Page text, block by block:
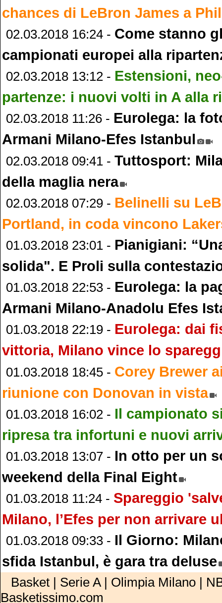
chances di LeBron James a
02.03.2018 16:24 - Come stanno
campionati europei alla
02.03.2018 13:12 - Estensioni,
partenze: i nuovi volti in A alla
02.03.2018 11:26 - Eurolega: la
Armani Milano-Efes Istanbul
02.03.2018 09:41 - Tuttosport:
della maglia nera
02.03.2018 07:29 - Belinelli su
Portland, in coda vincono
01.03.2018 23:01 - Pianigiani:
solida". E Proli sulla
01.03.2018 22:53 - Eurolega: la
Armani Milano-Anadolu Efes
01.03.2018 22:19 - Eurolega: dai
vittoria, Milano vince lo
01.03.2018 18:45 - Corey Brewer
riunione con Donovan in vista
01.03.2018 16:02 - Il campionato
ripresa tra infortuni e nuovi
01.03.2018 13:07 - In otto per un
weekend della Final Eight
01.03.2018 11:24 - Spareggio
Milano, l’Efes per non arrivare
01.03.2018 09:33 - Il Giorno:
sfida Istanbul, è gara tra deluse
Basket | Serie A | Olimpia Milano |
Basketissimo.com